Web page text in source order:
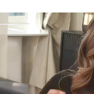
a tekintetét. A
akarnak.
stílusos elem, amely az
megjelenésig.
szezon vitathatatlan
(Made in Italy!)